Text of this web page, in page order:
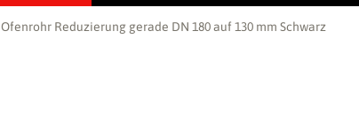
Ofenrohr Reduzierung gerade DN 180 auf 130 mm Schwarz